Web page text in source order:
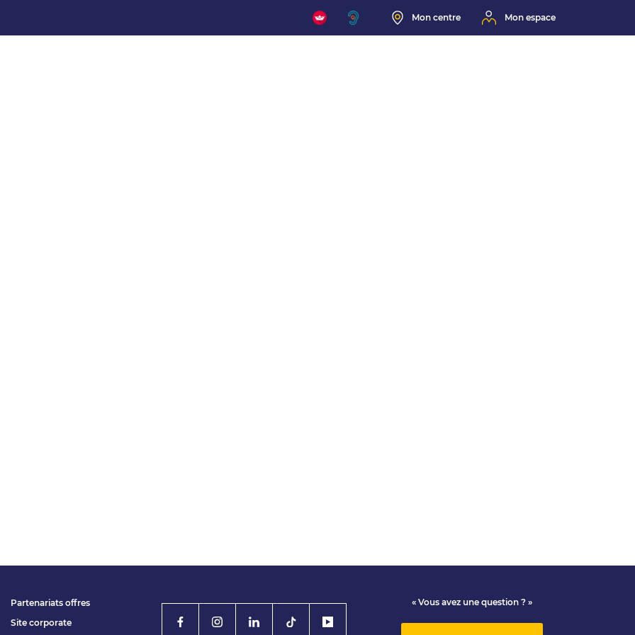
Mon centre Mon espace
Partenariats offres
Site corporate
« Vous avez une question ? »